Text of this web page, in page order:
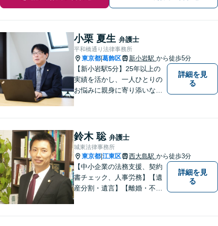
小栗 夏生 弁護士
平和橋通り法律事務所
東京都 葛飾区 新小岩駅 から徒歩5分
【新小岩駅5分】25年以上の
実績を活かし、一人ひとりの
お悩みに親身に寄り添いなが
や未来を見据えたサポートを
大切にしています。【休日や
夜間相談も柔軟に対応】【WE
B相談可】
詳細を見
る
鈴木 聡 弁護士
城東法律事務所
東京都 江東区 西大島駅 から徒歩3分
【中小企業の法務支援、契約
書チェック、人事労務】【遺
産分割・遺言】【離婚・不倫
詳細を見
る